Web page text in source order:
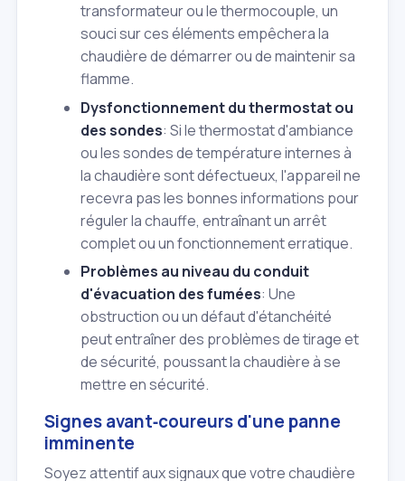
transformateur ou le thermocouple, un
souci sur ces éléments empêchera la
chaudière de démarrer ou de maintenir sa
flamme.
Dysfonctionnement du thermostat ou
des sondes: Si le thermostat d'ambiance
ou les sondes de température internes à
la chaudière sont défectueux, l'appareil ne
recevra pas les bonnes informations pour
réguler la chauffe, entraînant un arrêt
complet ou un fonctionnement erratique.
Problèmes au niveau du conduit
d'évacuation des fumées: Une
obstruction ou un défaut d'étanchéité
peut entraîner des problèmes de tirage et
de sécurité, poussant la chaudière à se
mettre en sécurité.
Signes avant‑coureurs d'une panne
imminente
Soyez attentif aux signaux que votre chaudière